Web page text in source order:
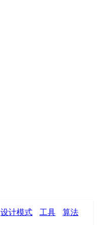
设计模式 工具 算法